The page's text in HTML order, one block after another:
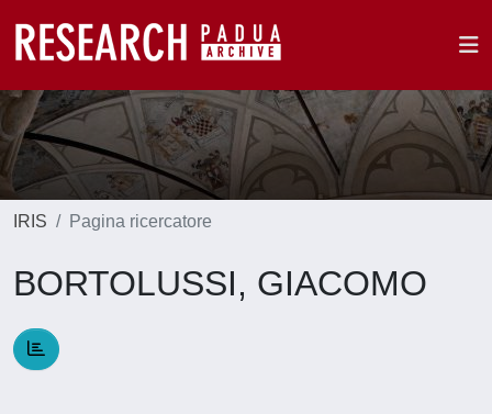
IRIS Pagina ricercatore
BORTOLUSSI, GIACOMO